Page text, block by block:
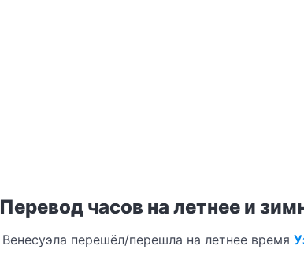
Перевод часов на летнее и
Венесуэла перешёл/перешла на летнее время